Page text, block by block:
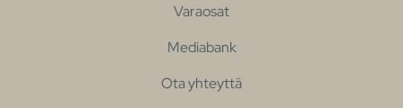
Varaosat
Mediabank
Ota yhteyttä